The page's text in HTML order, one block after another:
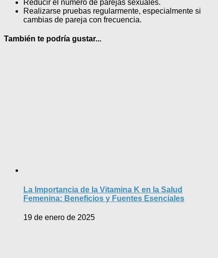
Reducir el número de parejas sexuales.
Realizarse pruebas regularmente, especialmente si
cambias de pareja con frecuencia.
También te podría gustar...
La Importancia de la Vitamina K en la Salud
Femenina: Beneficios y Fuentes Esenciales
19 de enero de 2025